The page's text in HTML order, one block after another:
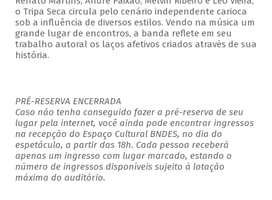
o Tripa Seca circula pelo cenário independente carioca
sob a influência de diversos estilos. Vendo na música um
grande lugar de encontros, a banda reflete em seu
trabalho autoral os laços afetivos criados através de sua
história.
PRÉ-RESERVA ENCERRADA
Caso não tenha conseguido fazer a pré-reserva de seu
lugar pela internet, você ainda pode encontrar ingressos
na recepção do Espaço Cultural BNDES, no dia do
espetáculo, a partir das 18h. Cada pessoa receberá
apenas um ingresso com lugar marcado, estando o
número de ingressos disponíveis sujeito à lotação
máxima do auditório.